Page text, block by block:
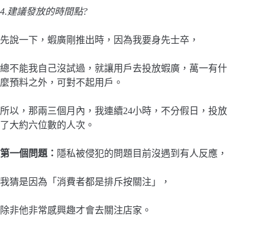
4.建議發放的時間點?
先說一下，蝦廣剛推出時，因為我要身先士卒，
總不能我自己沒試過，就讓用戶去投放蝦廣，萬一有什
麼預料之外，可對不起用戶。
所以，那兩三個月內，我連續24小時，不分假日，投放
了大約六位數的人次。
第一個問題： 隱私被侵犯的問題目前沒遇到有人反應，
我猜是因為「消費者都是排斥按關注」，
除非他非常感興趣才會去關注店家。